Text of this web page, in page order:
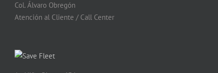
Col. Álvaro Obregón
Atención al Cliente / Call Center